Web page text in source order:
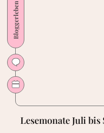
Bloggerleben
Lesemonate Juli bis